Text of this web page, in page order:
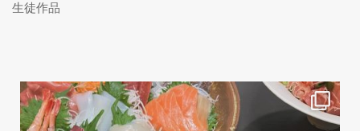
生徒作品